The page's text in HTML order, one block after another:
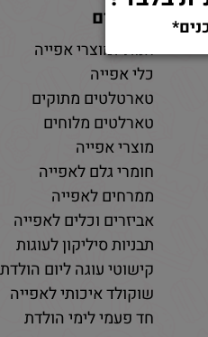
מאמרים
חנות למוצרי אפייה
כלי אפייה
טארטלטים מתוקים
טארלטים מלוחים
מוצרי אפייה
חומרי גלם לאפייה
ממרחים לאפייה
אביזרים וכלים לאפייה
תבניות סיליקון לעוגות
קישוטי עוגה ליום הולדת
שוקולד איכותי לאפייה
חד פעמי לימי הולדת